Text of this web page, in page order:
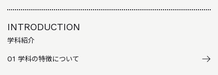
INTRODUCTION
学科紹介
01 学科の特徴について